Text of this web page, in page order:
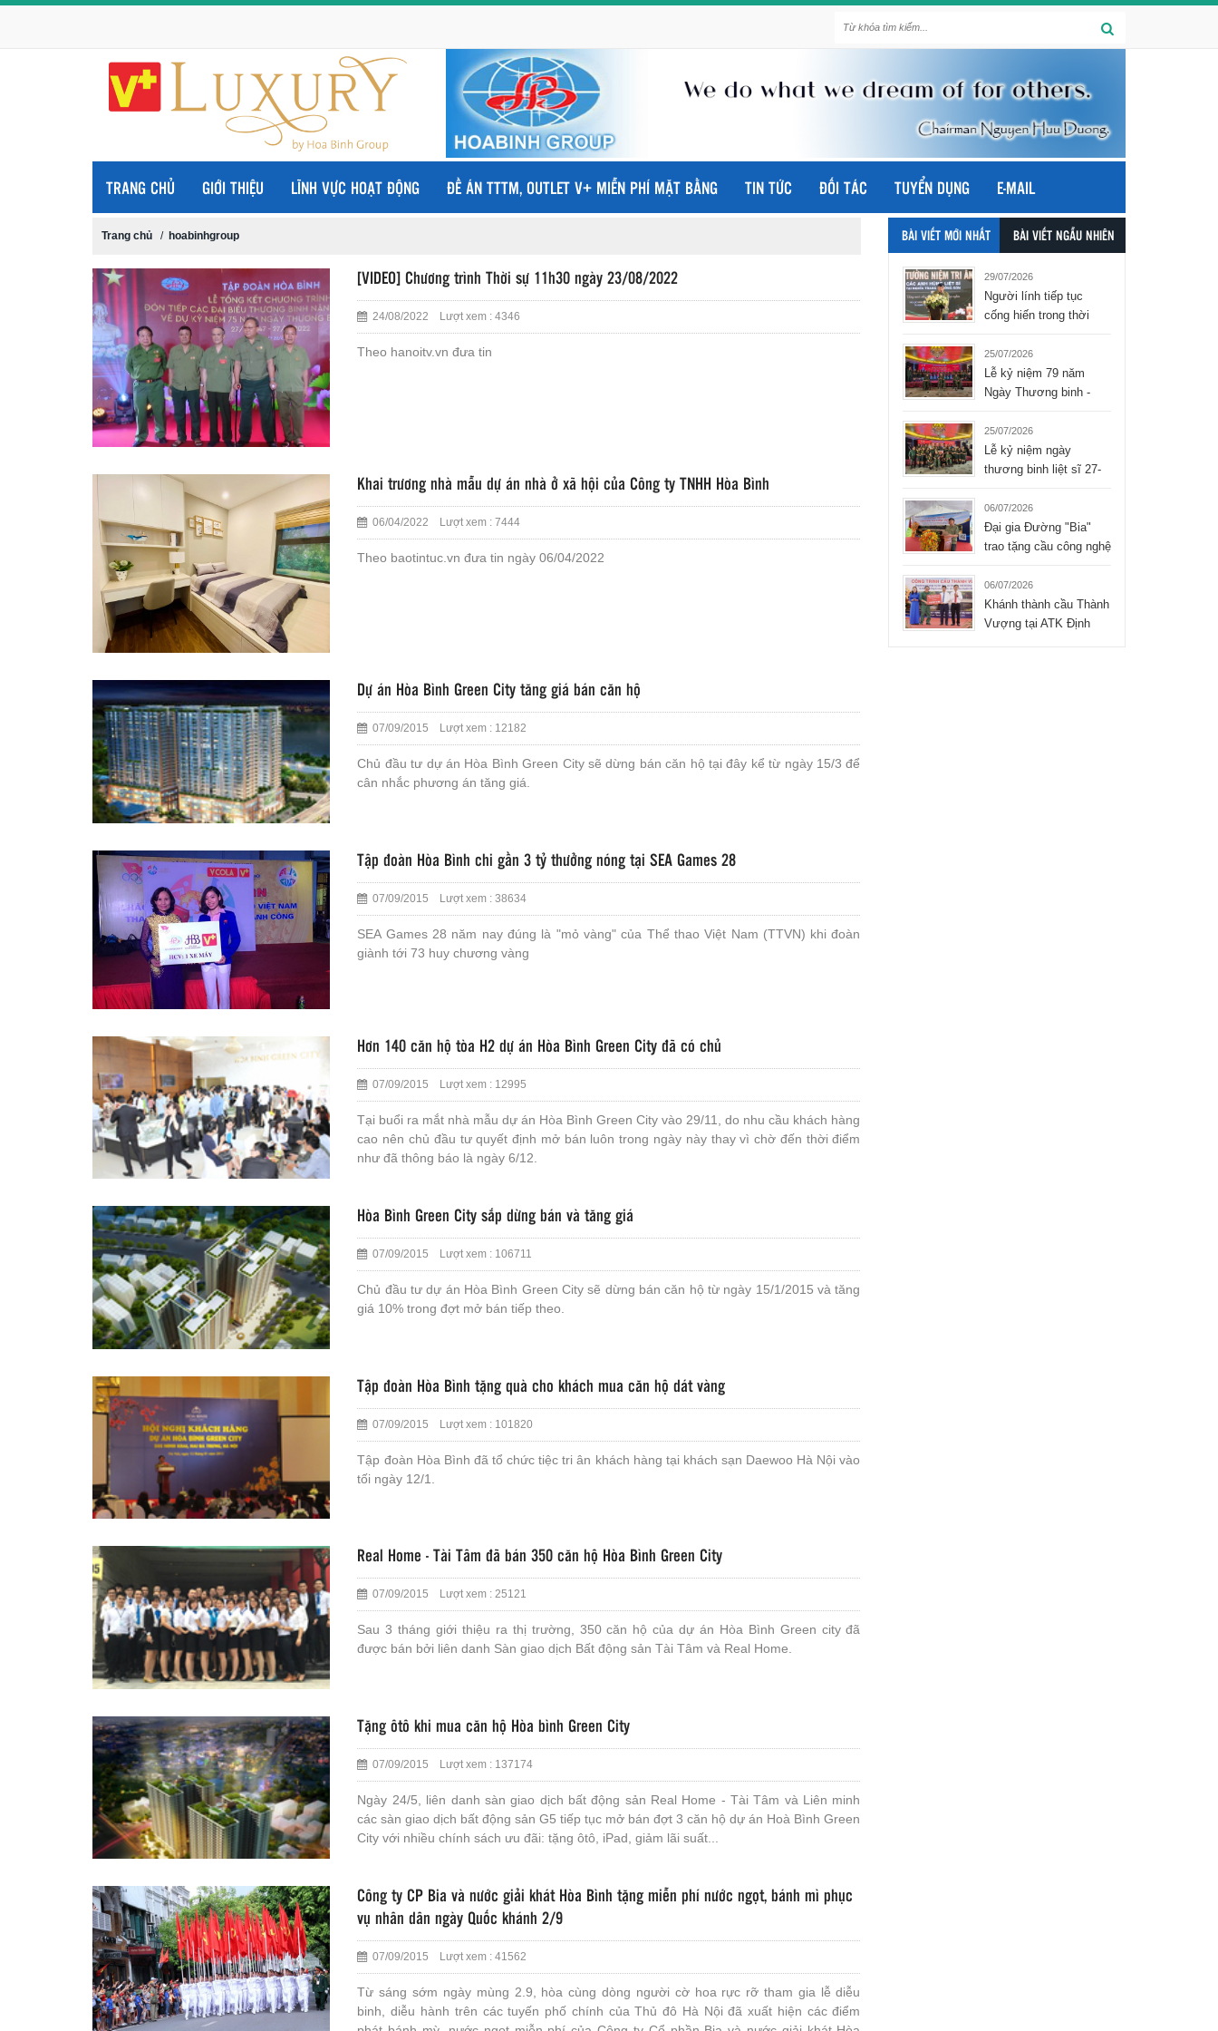
TRANG CHỦ GIỚI THIỆU LĨNH VỰC HOẠT ĐỘNG ĐỀ ÁN TTTM, OUTLET V+ MIỄN PHÍ MẶT BẰNG TIN TỨC ĐỐI TÁC TUYỂN DỤNG E-MAIL
Trang chủ / hoabinhgroup
[VIDEO] Chương trình Thời sự 11h30 ngày 23/08/2022
24/08/2022 Lượt xem : 4346
Theo hanoitv.vn đưa tin
Khai trương nhà mẫu dự án nhà ở xã hội của Công ty TNHH Hòa Bình
06/04/2022 Lượt xem : 7444
Theo baotintuc.vn đưa tin ngày 06/04/2022
Dự án Hòa Bình Green City tăng giá bán căn hộ
07/09/2015 Lượt xem : 12182
Chủ đầu tư dự án Hòa Bình Green City sẽ dừng bán căn hộ tại đây kể từ ngày 15/3 để
cân nhắc phương án tăng giá.
Tập đoàn Hòa Bình chi gần 3 tỷ thưởng nóng tại SEA Games 28
07/09/2015 Lượt xem : 38634
SEA Games 28 năm nay đúng là "mỏ vàng" của Thể thao Việt Nam (TTVN) khi đoàn
giành tới 73 huy chương vàng
Hơn 140 căn hộ tòa H2 dự án Hòa Bình Green City đã có chủ
07/09/2015 Lượt xem : 12995
Tại buổi ra mắt nhà mẫu dự án Hòa Bình Green City vào 29/11, do nhu cầu khách hàng
cao nên chủ đầu tư quyết định mở bán luôn trong ngày này thay vì chờ đến thời điểm
như đã thông báo là ngày 6/12.
Hòa Bình Green City sắp dừng bán và tăng giá
07/09/2015 Lượt xem : 106711
Chủ đầu tư dự án Hòa Bình Green City sẽ dừng bán căn hộ từ ngày 15/1/2015 và tăng
giá 10% trong đợt mở bán tiếp theo.
Tập đoàn Hòa Bình tặng quà cho khách mua căn hộ dát vàng
07/09/2015 Lượt xem : 101820
Tập đoàn Hòa Bình đã tổ chức tiệc tri ân khách hàng tại khách sạn Daewoo Hà Nội vào
tối ngày 12/1.
Real Home - Tài Tâm đã bán 350 căn hộ Hòa Bình Green City
07/09/2015 Lượt xem : 25121
Sau 3 tháng giới thiệu ra thị trường, 350 căn hộ của dự án Hòa Bình Green city đã
được bán bởi liên danh Sàn giao dịch Bất động sản Tài Tâm và Real Home.
Tặng ôtô khi mua căn hộ Hòa bình Green City
07/09/2015 Lượt xem : 137174
Ngày 24/5, liên danh sàn giao dịch bất động sản Real Home - Tài Tâm và Liên minh
các sàn giao dịch bất động sản G5 tiếp tục mở bán đợt 3 căn hộ dự án Hoà Bình Green
City với nhiều chính sách ưu đãi: tặng ôtô, iPad, giảm lãi suất...
Công ty CP Bia và nước giải khát Hòa Bình tặng miễn phí nước ngọt, bánh mì phục
vụ nhân dân ngày Quốc khánh 2/9
07/09/2015 Lượt xem : 41562
Từ sáng sớm ngày mùng 2.9, hòa cùng dòng người cờ hoa rực rỡ tham gia lễ diễu
binh, diễu hành trên các tuyến phố chính của Thủ đô Hà Nội đã xuất hiện các điểm
BÀI VIẾT MỚI NHẤT BÀI VIẾT NGẪU NHIÊN
29/07/2026
Người lính tiếp tục
cống hiến trong thời
Bình Group
25/07/2026
Lễ kỷ niệm 79 năm
Ngày Thương binh -
Tập đoàn Hòa Bình
25/07/2026
Lễ kỷ niệm ngày
thương binh liệt sĩ 27-
TNHH Hòa Bình
06/07/2026
Đại gia Đường "Bia"
trao tặng cầu công nghệ
- Thái Nguyên
06/07/2026
Khánh thành cầu Thành
Vượng tại ATK Định